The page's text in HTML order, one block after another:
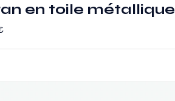
en toile métallique